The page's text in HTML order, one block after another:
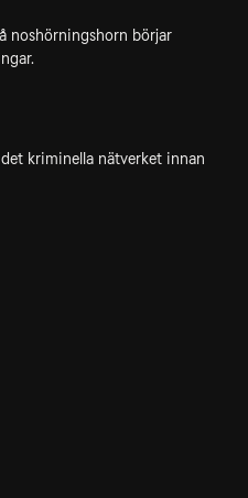
noshörningshorn börjar
kriminella nätverket innan